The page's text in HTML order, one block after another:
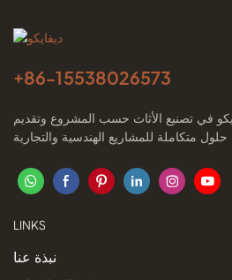
+86-15538026573
في تصنيع الأثاث حسب المشروع وتقديم
حلول متكاملة للمشاريع الهندسية والتجارية
LINKS
نبذة عنا